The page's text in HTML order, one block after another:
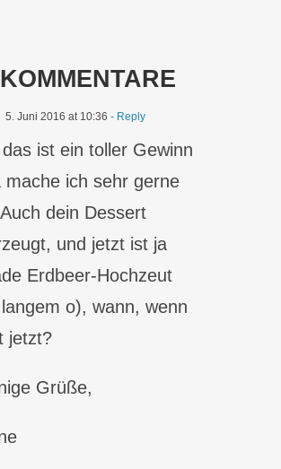
5. Juni 2016 at 10:36 - Reply
ist ein toller Gewinn
mache ich sehr gerne
dein Dessert
und jetzt ist ja
Erdbeer-Hochzeut
o), wann, wenn
jetzt?
Grüße,